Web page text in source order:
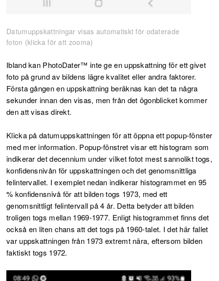
Datumuppskattningar visas automatiskt för odaterade
foton (klicka för att zooma)
Ibland kan PhotoDater™ inte ge en uppskattning för ett givet
foto på grund av bildens lägre kvalitet eller andra faktorer.
Första gången en uppskattning beräknas kan det ta några
sekunder innan den visas, men från det ögonblicket kommer
den att visas direkt.
Klicka på datumuppskattningen för att öppna ett popup-fönster
med mer information. Popup-fönstret visar ett histogram som
indikerar det decennium under vilket fotot mest sannolikt togs,
konfidensnivån för uppskattningen och det genomsnittliga
felintervallet. I exemplet nedan indikerar histogrammet en 95
% konfidensnivå för att bilden togs 1973, med ett
genomsnittligt felintervall på 4 år. Detta betyder att bilden
troligen togs mellan 1969-1977. Enligt histogrammet finns det
också en liten chans att det togs på 1960-talet. I det här fallet
var uppskattningen från 1973 extremt nära, eftersom bilden
faktiskt togs 1972.